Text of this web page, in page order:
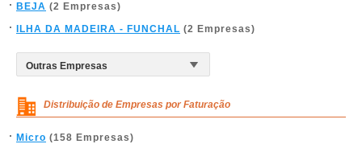
BEJA (2 Empresas)
ILHA DA MADEIRA - FUNCHAL (2 Empresas)
Distribuição de Empresas por Faturação
Micro (158 Empresas)